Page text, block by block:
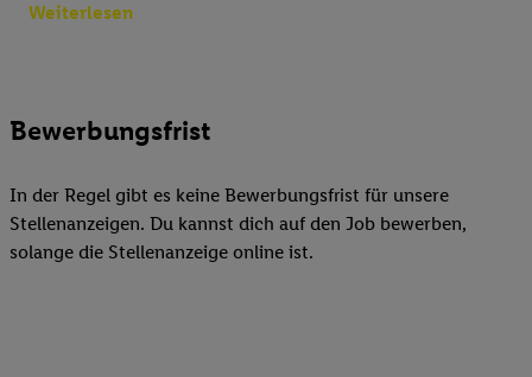
Weiterlesen
Bewerbungsfrist
In der Regel gibt es keine Bewerbungsfrist für unsere
Stellenanzeigen. Du kannst dich auf den Job bewerben,
solange die Stellenanzeige online ist.